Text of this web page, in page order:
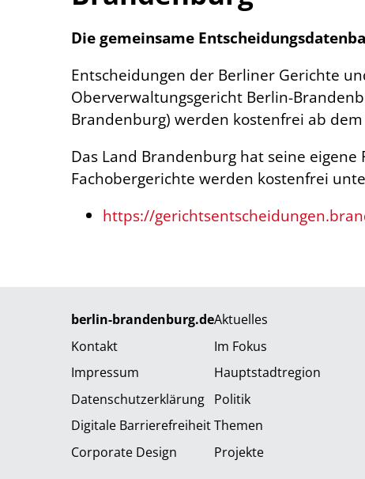
Die gemeinsame
Entscheidungen der Berliner Gerichte
Oberverwaltungsgericht Berlin-
Brandenburg) werden kostenfrei ab
Das Land Brandenburg hat seine
Fachobergerichte werden kostenfrei
https://
berlin-brandenburg.de
Kontakt
Impressum
Datenschutzerklärung
Digitale Barrierefreiheit
Corporate Design
Aktuelles
Im Fokus
Hauptstadtregion
Politik
Themen
Projekte